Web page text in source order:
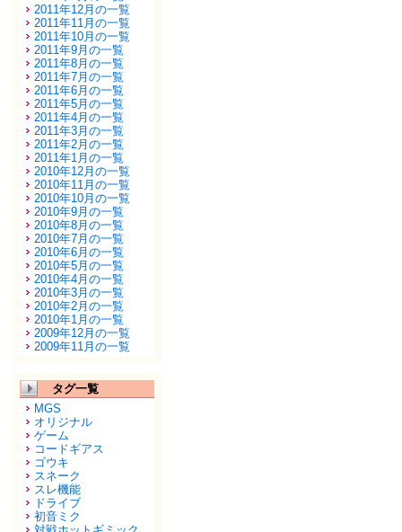
2011年12月の一覧
2011年11月の一覧
2011年10月の一覧
2011年9月の一覧
2011年8月の一覧
2011年7月の一覧
2011年6月の一覧
2011年5月の一覧
2011年4月の一覧
2011年3月の一覧
2011年2月の一覧
2011年1月の一覧
2010年12月の一覧
2010年11月の一覧
2010年10月の一覧
2010年9月の一覧
2010年8月の一覧
2010年7月の一覧
2010年6月の一覧
2010年5月の一覧
2010年4月の一覧
2010年3月の一覧
2010年2月の一覧
2010年1月の一覧
2009年12月の一覧
2009年11月の一覧
タグ一覧
MGS
オリジナル
ゲーム
コードギアス
ゴウキ
スネーク
スレ機能
ドライブ
初音ミク